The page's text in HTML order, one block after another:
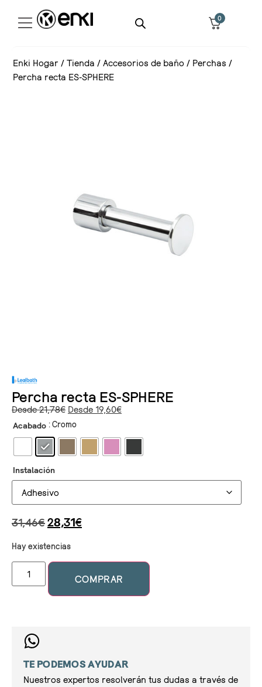
0
Enki Hogar / Tienda / Accesorios de baño / Perchas /
Percha recta ES-SPHERE
Percha recta ES-SPHERE
Desde21,78€ Desde 19,60€
Acabado : Cromo
Instalación
31,46€28,31€
Hay existencias
COMPRAR
TE PODEMOS AYUDAR
Nuestros expertos resolverán tus dudas a través de